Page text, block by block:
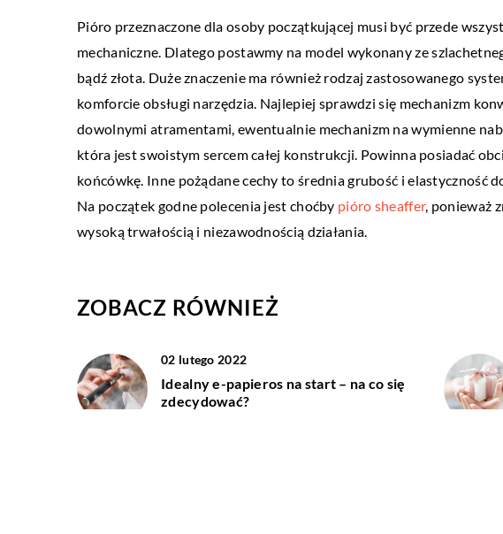
Pióro przeznaczone dla osoby początkującej musi być przede
mechaniczne. Dlatego postawmy na model wykonany ze
bądź złota. Duże znaczenie ma również rodzaj zastosowanego
komforcie obsługi narzędzia. Najlepiej sprawdzi się mechanizm
dowolnymi atramentami, ewentualnie mechanizm na wymienne
która jest swoistym sercem całej konstrukcji. Powinna posiadać
końcówkę. Inne pożądane cechy to średnia grubość i elastyczność
Na początek godne polecenia jest choćby pióro sheaffer, ponieważ
wysoką trwałością i niezawodnością działania.
ZOBACZ RÓWNIEŻ
02 lutego 2022
Idealny e-papieros na start – na co się
zdecydować?
DLA DOMU I OGRODU
Lampy z abażurem, jako sprawdzony
na stworzenie klimatycznego nastroju we
wnętrzu
W nowoczesnych wnętrzach od razu
dostrzec oryginalne wyposażenie. Co